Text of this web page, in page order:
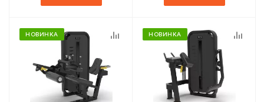
НОВИНКА НОВИНКА